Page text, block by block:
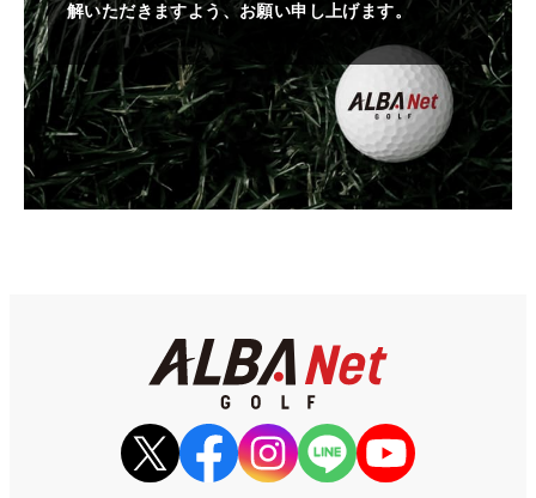
解いただきますよう、お願い申し上げます。